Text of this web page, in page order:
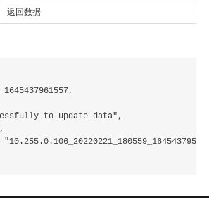
返回数据
1645437961557,
to update data",